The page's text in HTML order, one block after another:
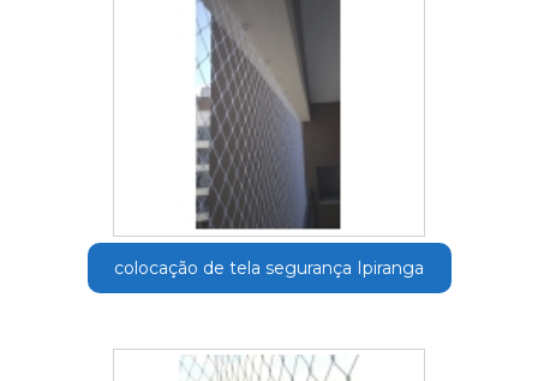
colocação de tela segurança Ipiranga